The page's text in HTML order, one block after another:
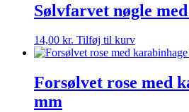
Sølvfarvet nøgle
14,00 kr. Tilføj til kurv
Forsølvet rose med
mm